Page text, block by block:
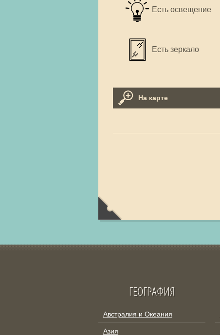
Есть освещение
Есть зеркало
На карте
ГЕОГРАФИЯ
Австралия и Океания
Азия